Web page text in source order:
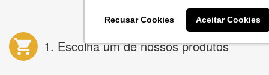
Recusar Cookies Aceitar Cookies
1. Escolha um de nossos produtos